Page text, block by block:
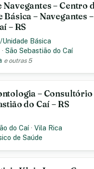
Navegantes – Centro
Básica – Navegantes
– RS
Básica
·São Sebastião do Caí
e outras 5
– Consultório
do Caí – RS
do Caí ·Vila Rica
de Saúde